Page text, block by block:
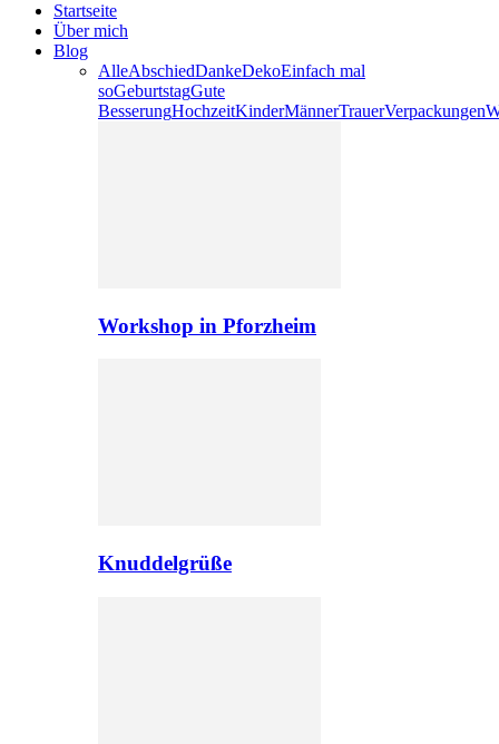
Startseite
Über mich
Blog
AlleAbschiedDankeDekoEinfach mal
soGeburtstagGute
BesserungHochzeitKinderMännerTrauerVerpackungen
Workshop in Pforzheim
Knuddelgrüße